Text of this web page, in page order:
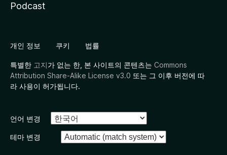
Podcast
개인 정보 쿠키 법률
특별한 고지가 없는 한, 본 사이트의 콘텐츠는 Commons
Attribution Share-Alike License v3.0 또는 그 이후 버전에 따
라 사용이 허가됩니다.
언어 변경
테마 변경